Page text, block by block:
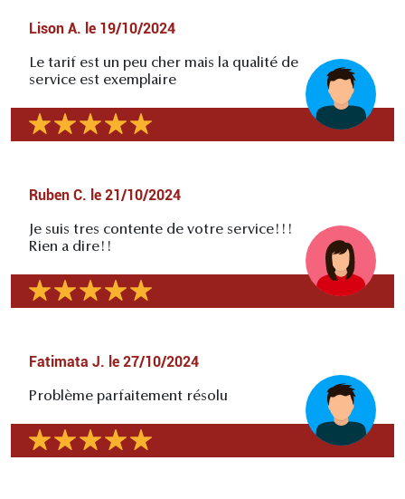
Lison A. le 19/10/2024
Le tarif est un peu cher mais la qualité de
service est exemplaire
Ruben C. le 21/10/2024
Je suis tres contente de votre service!!!
Rien a dire!!
Fatimata J. le 27/10/2024
Problème parfaitement résolu